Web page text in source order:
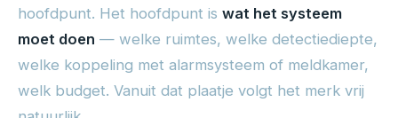
hoofdpunt. Het hoofdpunt is wat het systeem
moet doen — welke ruimtes, welke detectiediepte,
welke koppeling met alarmsysteem of meldkamer,
welk budget. Vanuit dat plaatje volgt het merk vrij